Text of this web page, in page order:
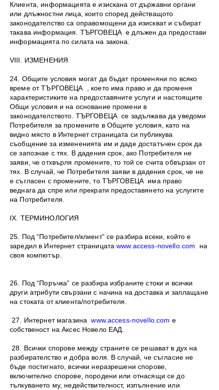
Клиента, информацията е изискана от държавни органи
или длъжностни лица, които според действащото
законодателство са оправомощени да изискват и събират
такава информация. ТЪРГОВЕЦА е длъжен да предостави
информацията по силата на закона.
VIII. ИЗМЕНЕНИЯ
24. Общите условия могат да бъдат променяни по всяко
време от ТЪРГОВЕЦА , което има право и да променя
характеристиките на предоставяните услуги и настоящите
Общи условия и на основание промени в
законодателството. ТЪРГОВЕЦА се задължава да уведоми
Потребителя за промените в Общите условия, като на
видно място в Интернет страницата си публикува
съобщение за измененията им и даде достатъчен срок да
се запознае с тях. В дадения срок, ако Потребителя не
заяви, че отхвърля промените, то той се счита обвързан от
тях. В случай, че Потребителя заяви в дадения срок, че не
е съгласен с промените, то ТЪРГОВЕЦА има право
веднага да спре или прекрати предоставянето на услугите
на Потребителя.
IX. ТЕРМИНОЛОГИЯ
25. Под “Потребител/клиент” се разбира всеки, който е
заредил в Интернет страницатаwww.access-novello.com на
своя компютър.
26. Под “Поръчка” се разбира избраните стоки и всички
други атрибути свързани с начина на доставка и заплащане
на стоката от клиента/потребителя.
27. Интернет магазинаwww.access-novello.com е
собственост на Аксес Новело ЕАД.
28. Всички спорове между страните се решават в дух на
разбирателство и добра воля. В случай, че съгласие не
бъде постигнато, всички неразрешени спорове,
включително спорове, породени или отнасящи се до
тълкуването му, недействителност, изпълнение или